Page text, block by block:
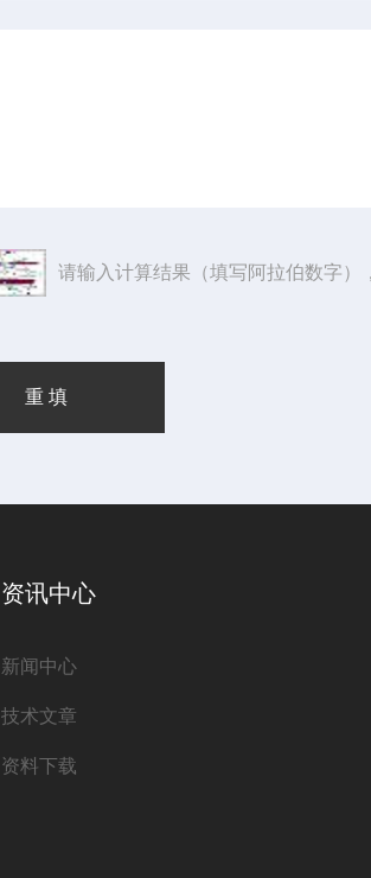
请输入计算结果（填写阿拉伯数字）
资讯中心
新闻中心
技术文章
资料下载